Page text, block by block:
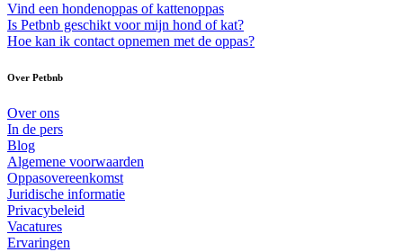
Vind een hondenoppas of kattenoppas
Is Petbnb geschikt voor mijn hond of kat?
Hoe kan ik contact opnemen met de oppas?
Over Petbnb
Over ons
In de pers
Blog
Algemene voorwaarden
Oppasovereenkomst
Juridische informatie
Privacybeleid
Vacatures
Ervaringen